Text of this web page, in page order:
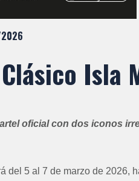
Isla
oficial con dos iconos
del 5 al 7 de marzo de 2026,